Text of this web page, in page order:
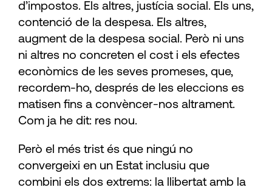
d’impostos. Els altres, justícia social. Els uns,
contenció de la despesa. Els altres,
augment de la despesa social. Però ni uns
ni altres no concreten el cost i els efectes
econòmics de les seves promeses, que,
recordem-ho, després de les eleccions es
matisen fins a convèncer-nos altrament.
Com ja he dit: res nou.
Però el més trist és que ningú no
convergeixi en un Estat inclusiu que
combini els dos ­extrems: la llibertat amb la